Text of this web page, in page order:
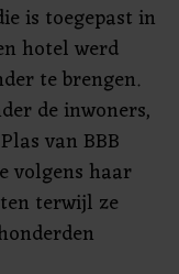
is toegepast in
hotel werd
te brengen.
de inwoners,
van BBB
volgens haar
terwijl ze